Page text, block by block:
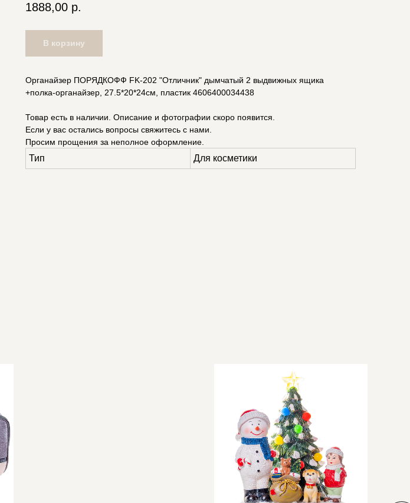
1888,00 р.
В корзину
Органайзер ПОРЯДКОФФ FK-202 "Отличник" дымчатый 2 выдвижных ящика
+полка-органайзер, 27.5*20*24см, пластик 4606400034438
Товар есть в наличии. Описание и фотографии скоро появится.
Если у вас остались вопросы свяжитесь с нами.
Просим прощения за неполное оформление.
Тип Для косметики